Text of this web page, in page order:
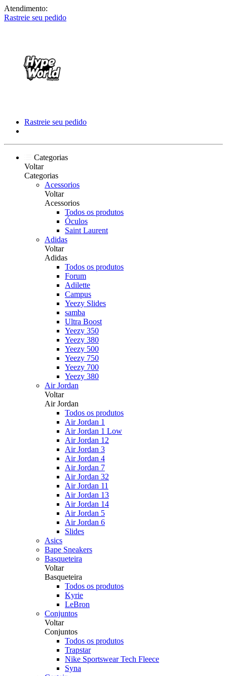
Atendimento:
Rastreie seu pedido
Rastreie seu pedido
Categorias
Voltar
Categorias
Acessorios
Voltar
Acessorios
Todos os produtos
Óculos
Saint Laurent
Adidas
Voltar
Adidas
Todos os produtos
Forum
Adilette
Campus
Yeezy Slides
samba
Ultra Boost
Yeezy 350
Yeezy 380
Yeezy 500
Yeezy 750
Yeezy 700
Yeezy 380
Air Jordan
Voltar
Air Jordan
Todos os produtos
Air Jordan 1
Air Jordan 1 Low
Air Jordan 12
Air Jordan 3
Air Jordan 4
Air Jordan 7
Air Jordan 32
Air Jordan 11
Air Jordan 13
Air Jordan 14
Air Jordan 5
Air Jordan 6
Slides
Asics
Bape Sneakers
Basqueteira
Voltar
Basqueteira
Todos os produtos
Kyrie
LeBron
Conjuntos
Voltar
Conjuntos
Todos os produtos
Trapstar
Nike Sportswear Tech Fleece
Syna